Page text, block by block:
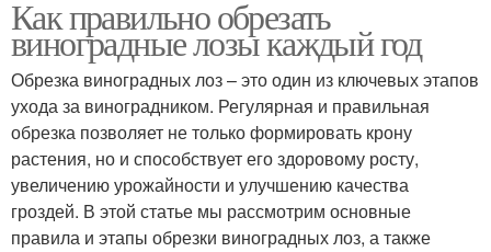
Как правильно обрезать
виноградные лозы каждый год
Обрезка виноградных лоз – это один из ключевых этапов
ухода за виноградником. Регулярная и правильная
обрезка позволяет не только формировать крону
растения, но и способствует его здоровому росту,
увеличению урожайности и улучшению качества
гроздей. В этой статье мы рассмотрим основные
правила и этапы обрезки виноградных лоз, а также